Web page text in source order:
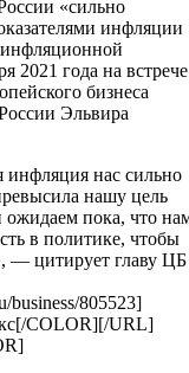
«сильно
инфляции
2021 года на встрече
бизнеса
Эльвира
нас сильно
нашу цель
пока, что
в политике, чтобы
— цитирует главу ЦБ
805523]
COLOR][/URL]